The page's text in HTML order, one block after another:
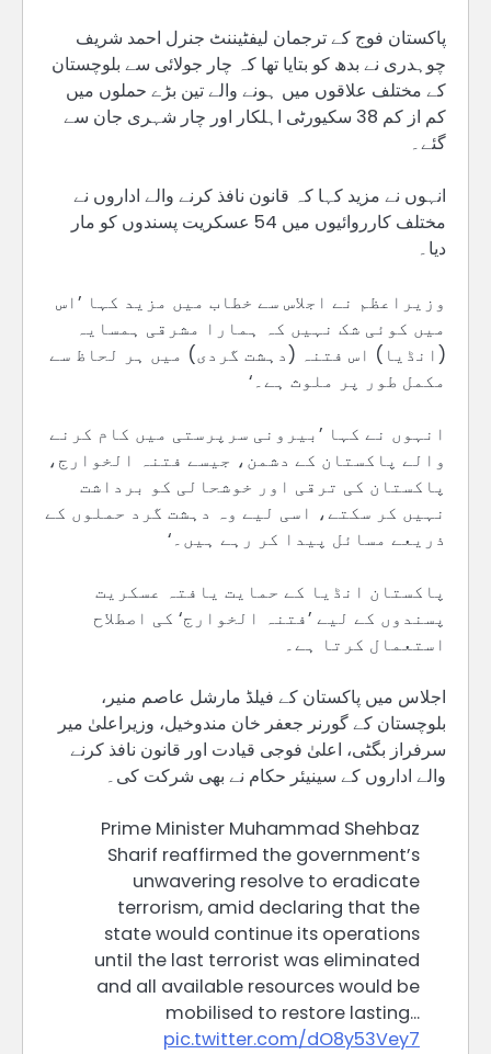
پاکستان فوج کے ترجمان لیفٹیننٹ جنرل احمد شریف
چوہدری نے بدھ کو بتایا تھا کہ چار جولائی سے بلوچستان
کے مختلف علاقوں میں ہونے والے تین بڑے حملوں میں
کم از کم 38 سکیورٹی اہلکار اور چار شہری جان سے
گئے۔
انہوں نے مزید کہا کہ قانون نافذ کرنے والے اداروں نے
مختلف کارروائیوں میں 54 عسکریت پسندوں کو مار
دیا۔
وزیراعظم نے اجلاس سے خطاب میں مزید کہا ’اس
میں کوئی شک نہیں کہ ہمارا مشرقی ہمسایہ
(انڈیا) اس فتنہ (دہشت گردی) میں ہر لحاظ سے
مکمل طور پر ملوث ہے۔‘
انہوں نے کہا ’بیرونی سرپرستی میں کام کرنے
والے پاکستان کے دشمن، جیسے فتنہ الخوارج،
پاکستان کی ترقی اور خوشحالی کو برداشت
نہیں کر سکتے، اسی لیے وہ دہشت گرد حملوں کے
ذریعے مسائل پیدا کر رہے ہیں۔‘
پاکستان انڈیا کے حمایت یافتہ عسکریت
پسندوں کے لیے ’فتنہ الخوارج‘ کی اصطلاح
استعمال کرتا ہے۔
اجلاس میں پاکستان کے فیلڈ مارشل عاصم منیر،
بلوچستان کے گورنر جعفر خان مندوخیل، وزیراعلیٰ میر
سرفراز بگٹی، اعلیٰ فوجی قیادت اور قانون نافذ کرنے
والے اداروں کے سینیئر حکام نے بھی شرکت کی۔
Prime Minister Muhammad Shehbaz
Sharif reaffirmed the government’s
unwavering resolve to eradicate
terrorism, amid declaring that the
state would continue its operations
until the last terrorist was eliminated
and all available resources would be
mobilised to restore lasting…
pic.twitter.com/dO8y53Vey7